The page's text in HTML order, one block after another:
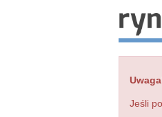
Jeśli